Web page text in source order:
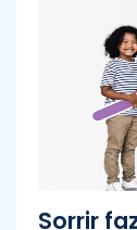
Sorrir